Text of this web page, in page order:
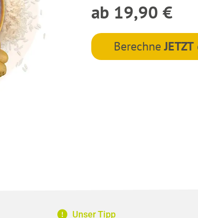
ab 19,90 €
BerechneJETZT
Unser Tipp